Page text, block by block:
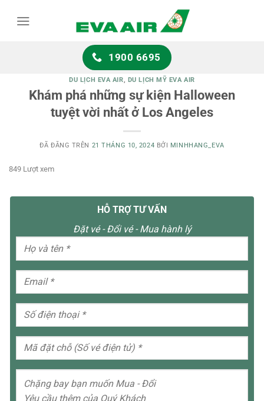
1900 6695
DU LỊCH EVA AIR, DU LỊCH MỸ EVA AIR
Khám phá những sự kiện Halloween
tuyệt vời nhất ở Los Angeles
ĐÃ ĐĂNG TRÊN 21 THÁNG 10, 2024 BỞI MINHHANG_EVA
849 Lượt xem
HỖ TRỢ TƯ VẤN
Đặt vé - Đổi vé - Mua hành lý